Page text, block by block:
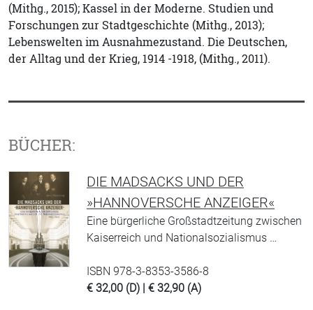
(Mithg., 2015); Kassel in der Moderne. Studien und
Forschungen zur Stadtgeschichte (Mithg., 2013);
Lebenswelten im Ausnahmezustand. Die Deutschen,
der Alltag und der Krieg, 1914 -1918, (Mithg., 2011).
BÜCHER:
DIE MADSACKS UND DER
»HANNOVERSCHE ANZEIGER«
Eine bürgerliche Großstadtzeitung zwischen
Kaiserreich und Nationalsozialismus …
ISBN 978-3-8353-3586-8
€ 32,00 (D) | € 32,90 (A)